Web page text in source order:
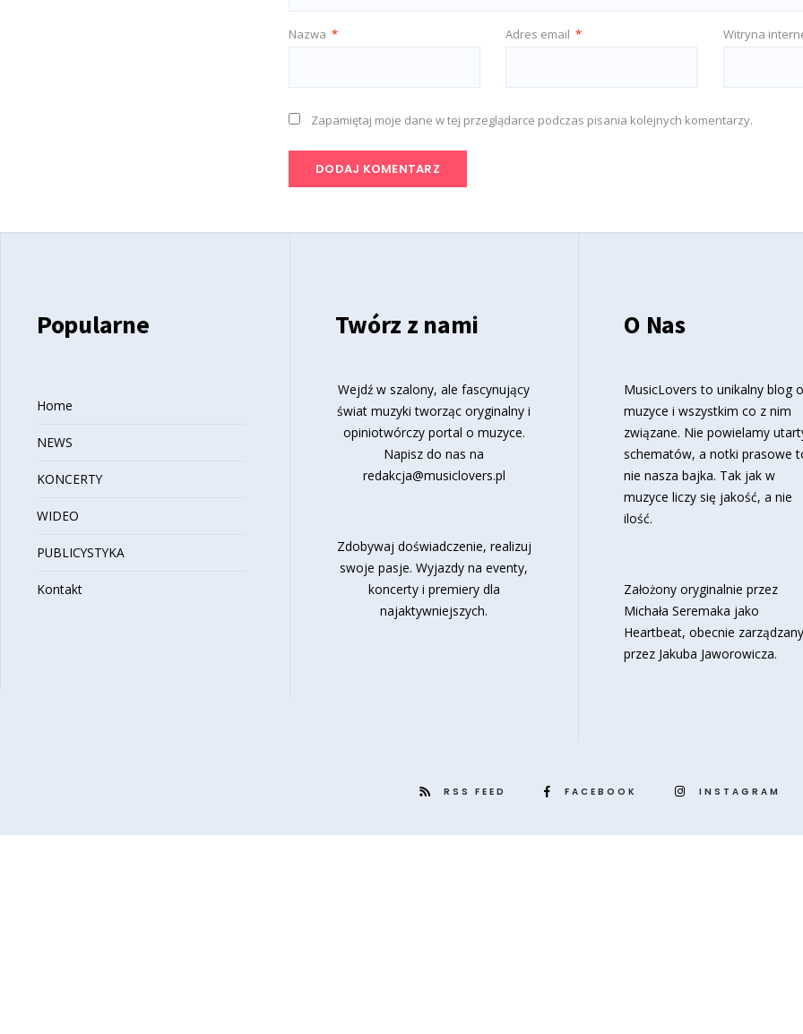
Nazwa * Adres email * Witryna
Zapamiętaj moje dane w tej przeglądarce podczas pisania kolejnych komentarzy.
Popularne
Home
NEWS
KONCERTY
WIDEO
PUBLICYSTYKA
Kontakt
Twórz z nami
Wejdź w szalony, ale fascynujący
świat muzyki tworząc oryginalny i
opiniotwórczy portal o muzyce.
Napisz do nas na
redakcja@musiclovers.pl
Zdobywaj doświadczenie, realizuj
swoje pasje. Wyjazdy na eventy,
koncerty i premiery dla
najaktywniejszych.
O Nas
MusicLovers to unikalny blog o
muzyce i wszystkim co z nim
związane. Nie powielamy
schematów, a notki prasowe
nie nasza bajka. Tak jak w
muzyce liczy się jakość, a nie
ilość.
Założony oryginalnie przez
Michała Seremaka jako
Heartbeat, obecnie zarządzany
przez Jakuba Jaworowicza.
RSS FEED FACEBOOK INSTAGRAM